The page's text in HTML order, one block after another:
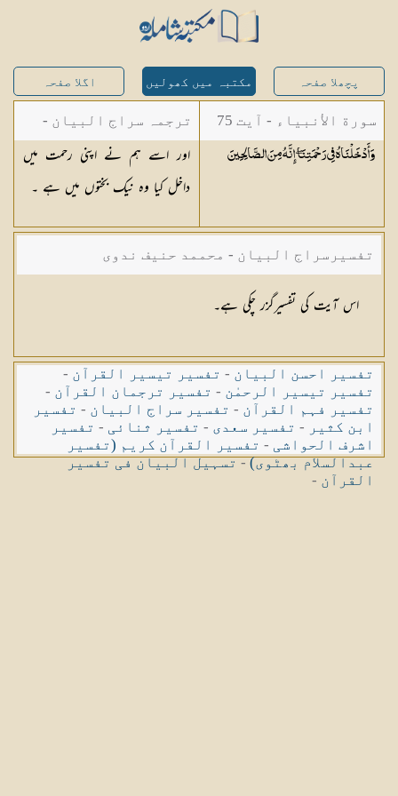
پچھلا صفحہ مکتبہ میں کھولیں اگلا صفحہ
سورة الأنبياء - آیت 75
وَأَدْخَلْنَاهُ فِي رَحْمَتِنَا ۖ إِنَّهُ مِنَالصَّالِحِينَ
ترجمہ سراج البیان -
مستفاد از ترجمتین
شاہ عبدالقادر دھلوی/
شاہ رفیع الدین دھلوی
اور اسے ہم نے اپنی رحمت میں
داخل کیا وہ نیک بختوں میں ہے ۔
تفسیرسراج البیان - محممد حنیف ندوی
اس آیت کی تفسیرگزر چکی ہے۔
تفسیر احسن البیان - تفسیر تیسیر القرآن -
تفسیر تیسیر الرحمٰن - تفسیر ترجمان القرآن -
تفسیر فہم القرآن - تفسیر سراج البیان - تفسیر
ابن کثیر - تفسیر سعدی - تفسیر ثنائی - تفسیر
اشرف الحواشی - تفسیر القرآن کریم (تفسیر
عبدالسلام بھٹوی)-تسہیل البیان فی تفسیر
القرآن -